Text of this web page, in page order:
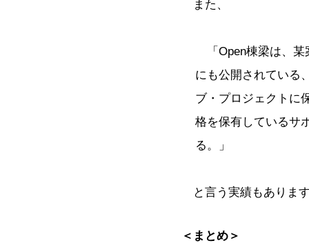
また、
「Open棟梁は、某
にも公開されている
ブ・プロジェクトに
格を保有しているサ
る。」
と言う実績もありま
＜まとめ＞